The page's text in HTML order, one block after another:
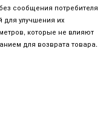
сообщения потребителя
для улучшения их
которые не влияют
для возврата товара.